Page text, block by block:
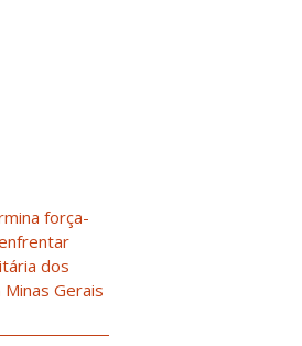
força-
dos
Minas Gerais